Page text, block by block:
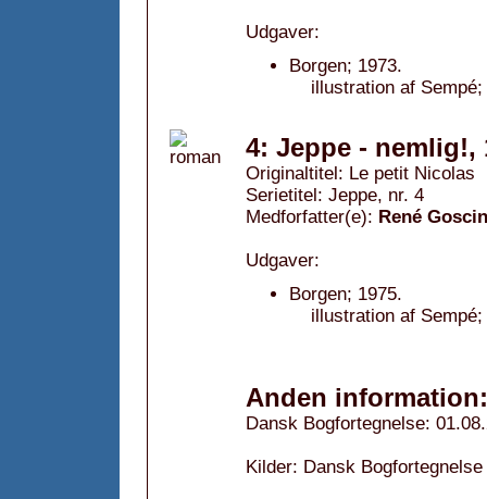
Udgaver:
Borgen; 1973.
illustration af Sempé;
4: Jeppe - nemlig!,
Originaltitel: Le petit Nicolas
Serietitel: Jeppe, nr. 4
Medforfatter(e): René
Udgaver:
Borgen; 1975.
illustration af Sempé;
Anden information:
Dansk Bogfortegnelse:
Kilder: Dansk Bogfortegnelse